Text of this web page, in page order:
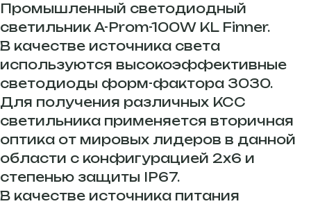
Промышленный светодиодный
светильник A-Prom-100W KL Finner.
В качестве источника света
используются высокоэффективные
светодиоды форм-фактора 3030.
Для получения различных КСС
светильника применяется вторичная
оптика от мировых лидеров в данной
области с конфигурацией 2х6 и
степенью защиты IP67.
В качестве источника питания